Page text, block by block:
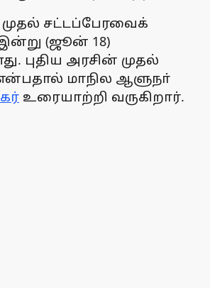
சட்டப்பேரவைக்
(ஜூன் 18)
புதிய அரசின் முதல்
மாநில ஆளுநா்
உரையாற்றி வருகிறார்.